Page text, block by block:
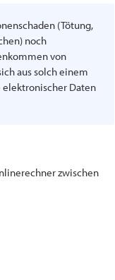
(Tötung,
noch
von
aus solch einem
elektronischer Daten
zwischen